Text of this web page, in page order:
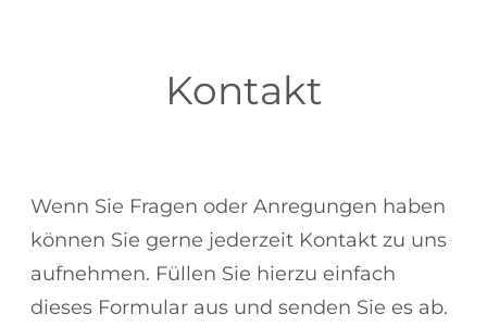
Kontakt
Wenn Sie Fragen oder Anregungen haben
können Sie gerne jederzeit Kontakt zu uns
aufnehmen. Füllen Sie hierzu einfach
dieses Formular aus und senden Sie es ab.